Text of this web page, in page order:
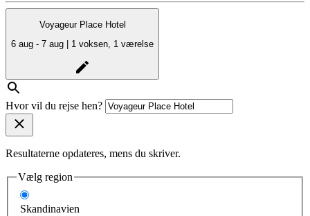
Voyageur Place Hotel
6 aug - 7 aug | 1 voksen, 1 værelse
Hvor vil du rejse hen?
Resultaterne opdateres, mens du skriver.
Vælg region
Skandinavien